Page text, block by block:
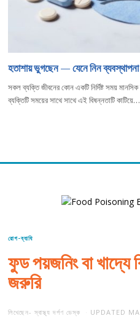
হতাশায় ভুগছেন — যেনে নিন
সকল ব্যক্তি জীবনের কোন একটি নির্দিষ্ট সময়
ব্যক্তিটি সময়ের সাথে সাথে এই বিষন্নতাটি কাটিয়ে…
রোগ-ব্যাধি
ফুড পয়জনিং বা খাদ্যে
জরুরি
লিখেছেন-স্বাস্থ্য দর্পণ ডেস্ক UPDATED